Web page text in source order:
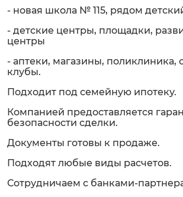
- новая школа № 115, рядом
- детские центры, площадки,
центры
- аптеки, магазины, поликлиника,
клубы.
Подходит под семейную ипотеку.
Компанией предоставляется
безопасности сделки.
Документы готовы к продаже.
Подходят любые виды расчетов.
Сотрудничаем с банками-